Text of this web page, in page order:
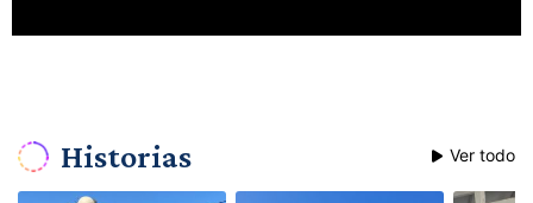
Historias Ver todo